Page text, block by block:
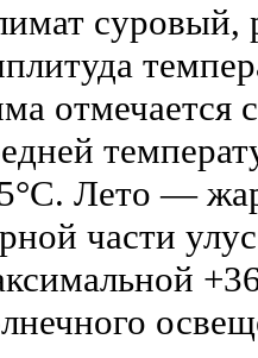
суровый,
Лето —
части